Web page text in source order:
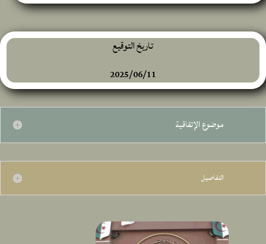
تاريخ التوقيع
2025/06/11
موضوع الإتفاقية
التفاصيل